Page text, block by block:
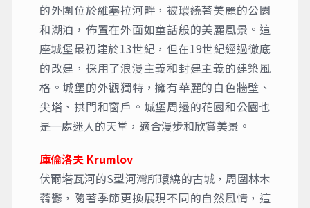
的外圍位於維塞拉河畔，被環繞著美麗的公園
和湖泊，佈置在外面如童話般的美麗風景。這
座城堡最初建於13世紀，但在19世紀經過徹底
的改建，採用了浪漫主義和封建主義的建築風
格。城堡的外觀獨特，擁有華麗的白色牆壁、
尖塔、拱門和窗戶。城堡周邊的花園和公園也
是一處迷人的天堂，適合漫步和欣賞美景。
庫倫洛夫 Krumlov
伏爾塔瓦河的S型河灣所環繞的古城，周圍林木
蓊鬱，隨著季節更換展現不同的自然風情，這